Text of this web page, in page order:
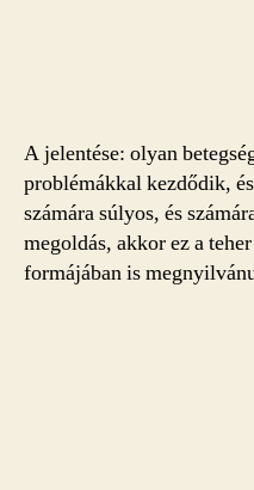
A jelentése: olyan
problémákkal kezdődik,
számára súlyos, és
megoldás, akkor ez a
formájában is